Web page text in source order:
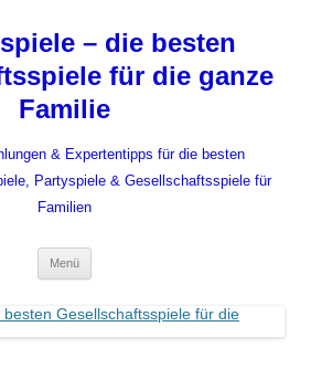
– die besten
für die ganze
Familie
& Expertentipps für die besten
Partyspiele & Gesellschaftsspiele für
Familien
Menü